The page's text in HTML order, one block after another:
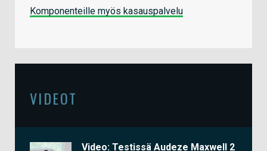
Komponenteille myös kasauspalvelu
VIDEOT
Video: Testissä Audeze Maxwell 2